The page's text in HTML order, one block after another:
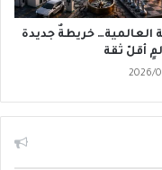
العالمية… خريطةٌ جديدة
أقلّ ثقة
2026/